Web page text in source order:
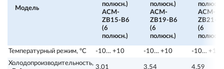
Модель
полюсн.)
ACM-
ZB15-В6
(6
полюсн.)
полюсн.)
ACM-
ZB19-В6
(6
полюсн.)
полюсн.)
ACM-
ZB21-
(6
полюсн.)
Температурный режим, ºС -10… +10 -10… +10
-10… +10
Холодопроизводительность,
3,01 3,54 4,59